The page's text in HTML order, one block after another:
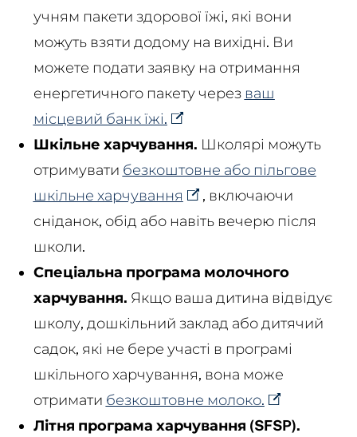
учням пакети здорової їжі, які вони
можуть взяти додому на вихідні. Ви
можете подати заявку на отримання
енергетичного пакету через ваш
місцевий банк їжі.
Шкільне харчування. Школярі можуть
отримувати безкоштовне або пільгове
шкільне харчування
, включаючи
сніданок, обід або навіть вечерю після
школи.
Спеціальна програма молочного
харчування. Якщо ваша дитина відвідує
школу, дошкільний заклад або дитячий
садок, які не бере участі в програмі
шкільного харчування, вона може
отримати безкоштовне молоко.
Літня програма харчування (SFSP).